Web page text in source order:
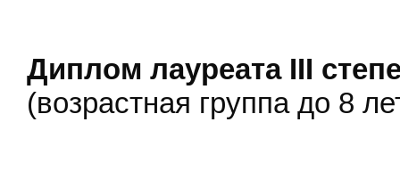
Диплом лауреата III
(возрастная группа до 8